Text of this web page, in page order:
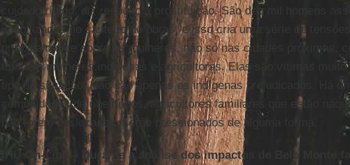
cuidado rígido, diz respeito à prostituição. São dez mil homens
imobilizados no canteiro de obras, e isso cria uma série de
principalmente sobre as mulheres, não só nas cidades próximas,
também mulheres indígenas e agricultoras. Elas são vítimas
tipo de situação. Não são apenas os indígenas prejudicados. Há
comunidades de ribeirinhos, agricultores familiares que estão
não forem deslocados, serão pressionados de alguma forma.
IHU On-Line
Durante a análise dos impactos de Belo Monte